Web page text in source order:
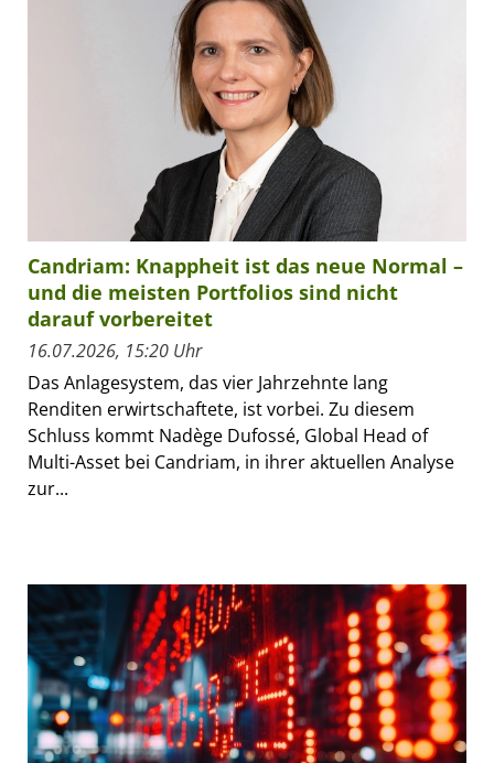
Candriam: Knappheit ist das neue Normal –
und die meisten Portfolios sind nicht
darauf vorbereitet
16.07.2026, 15:20 Uhr
Das Anlagesystem, das vier Jahrzehnte lang
Renditen erwirtschaftete, ist vorbei. Zu diesem
Schluss kommt Nadège Dufossé, Global Head of
Multi-Asset bei Candriam, in ihrer aktuellen Analyse
zur...